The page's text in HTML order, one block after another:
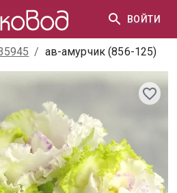
ВОЙТИ
/ ав-амурчик (856-125)